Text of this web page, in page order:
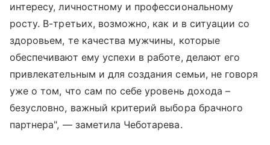
интересу, личностному и профессиональному
росту. В-третьих, возможно, как и в ситуации со
здоровьем, те качества мужчины, которые
обеспечивают ему успехи в работе, делают его
привлекательным и для создания семьи, не говоря
уже о том, что сам по себе уровень дохода –
безусловно, важный критерий выбора брачного
партнера", — заметила Чеботарева.